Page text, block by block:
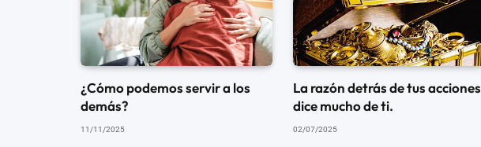
¿Cómo podemos servir a los
demás?
11/11/2025
La razón detrás de tus acciones
dice mucho de ti.
02/07/2025